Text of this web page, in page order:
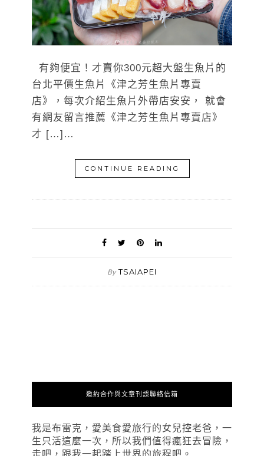
有夠便宜！才賣你300元超大盤生魚片的
台北平價生魚片《津之芳生魚片專賣
店》，每次介紹生魚片外帶店安安， 就會
有網友留言推薦《津之芳生魚片專賣店》
才 […]…
CONTINUE READING
By TSAIAPEI
邀約合作與文章刊誤聯絡信箱
我是布雷克，愛美食愛旅行的女兒控老爸，一
生只活這麼一次，所以我們值得瘋狂去冒險，
走吧，跟我一起踏上世界的旅程吧。